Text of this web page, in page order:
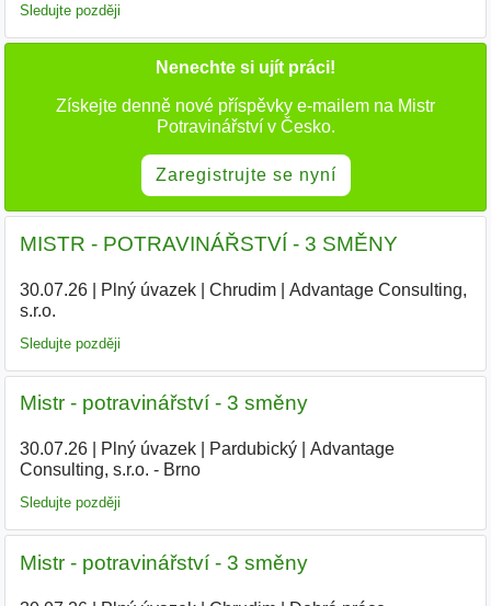
Sledujte později
Nenechte si ujít práci!
Získejte denně nové příspěvky e-mailem na Mistr
Potravinářství v Česko.
Zaregistrujte se nyní
MISTR - POTRAVINÁŘSTVÍ - 3 SMĚNY
30.07.26| Plný úvazek| Chrudim|
Advantage Consulting,
s.r.o.
Sledujte později
Mistr - potravinářství - 3 směny
30.07.26| Plný úvazek| Pardubický|
Advantage
Consulting, s.r.o. - Brno
Sledujte později
Mistr - potravinářství - 3 směny